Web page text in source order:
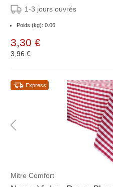
1-3 jours ouvrés
Poids (kg): 0.06
3,30 €
3,96 €
Express
Mitre Comfort